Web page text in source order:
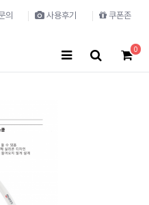
의 사용후기 쿠폰존
0